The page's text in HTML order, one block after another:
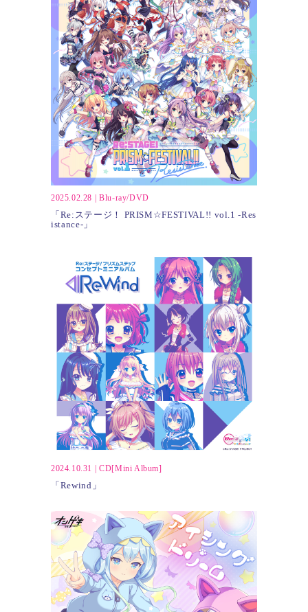
2025.02.28 Blu-ray/DVD
「Re:ステージ！ PRISM☆FESTIVAL!! vol.1 -Res
istance-」
2024.10.31 CD[Mini Album]
「Rewind」